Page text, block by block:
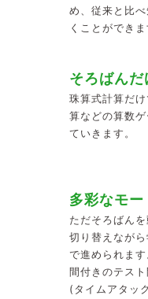
め、従来と比
くことができま
そろばん
珠算式計算だ
算などの算数
ていきます。
多彩なモ
ただそろばん
切り替えなが
で進められま
間付きのテス
(タイムアタッ